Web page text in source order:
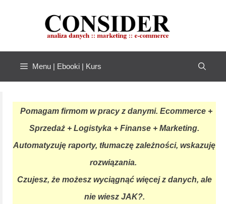
Menu | Ebooki | Kurs
Pomagam firmom w pracy z danymi. Ecommerce +
Sprzedaż + Logistyka + Finanse + Marketing.
Automatyzuję raporty, tłumaczę zależności, wskazuję
rozwiązania.
Czujesz, że możesz wyciągnąć więcej z danych, ale
nie wiesz JAK?.